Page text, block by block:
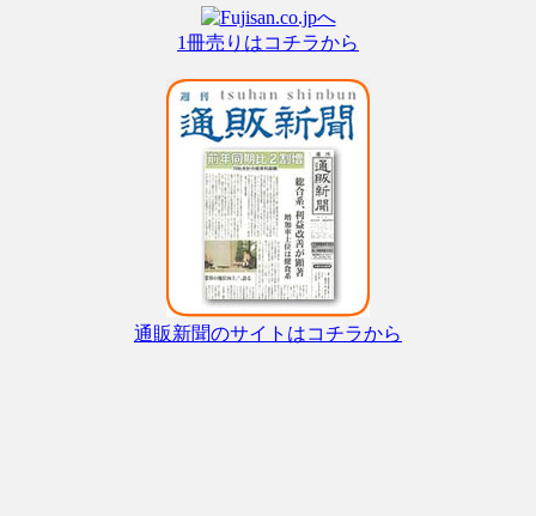
1冊売りはコチラから
通販新聞のサイトはコチラから